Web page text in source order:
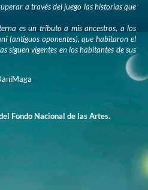
a través del juego las historias que
es un tributo a mis ancestros, a los
(antiguos oponentes), que habitaron el
siguen vigentes en los habitantes de sus
Fondo Nacional de las Artes.